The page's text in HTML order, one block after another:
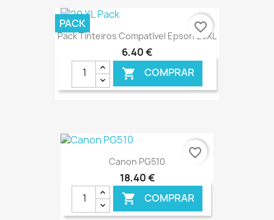
€ ONLINE
Pack Tinteiros Compatível Epson 29XL
6,40 €
 COMPRAR
€ ONLINE
PACK favorite_border
Canon PG510
18,40 €
 COMPRAR
favorite_border